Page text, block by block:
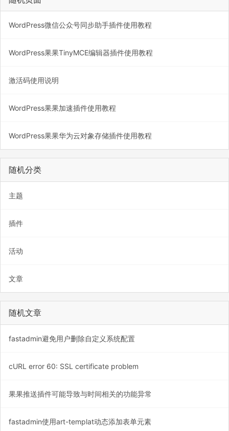
WordPress微信公众号同步助手插件使用教程
WordPress果果TinyMCE编辑器插件使用教程
激活码使用说明
WordPress果果加速插件使用教程
WordPress果果华为云对象存储插件使用教程
随机分类
主题
插件
活动
文章
随机文章
fastadmin避免用户删除自定义系统配置
cURL error 60: SSL certificate problem
果果推送插件可能导致与时间相关的功能异常
fastadmin使用art-templat动态添加表单元素